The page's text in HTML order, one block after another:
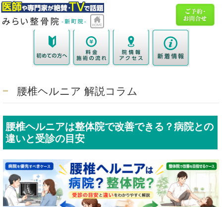
腰椎ヘルニア 解説コラム
腰椎ヘルニアは整体院で改善できる？病院との
違いと受診の目安